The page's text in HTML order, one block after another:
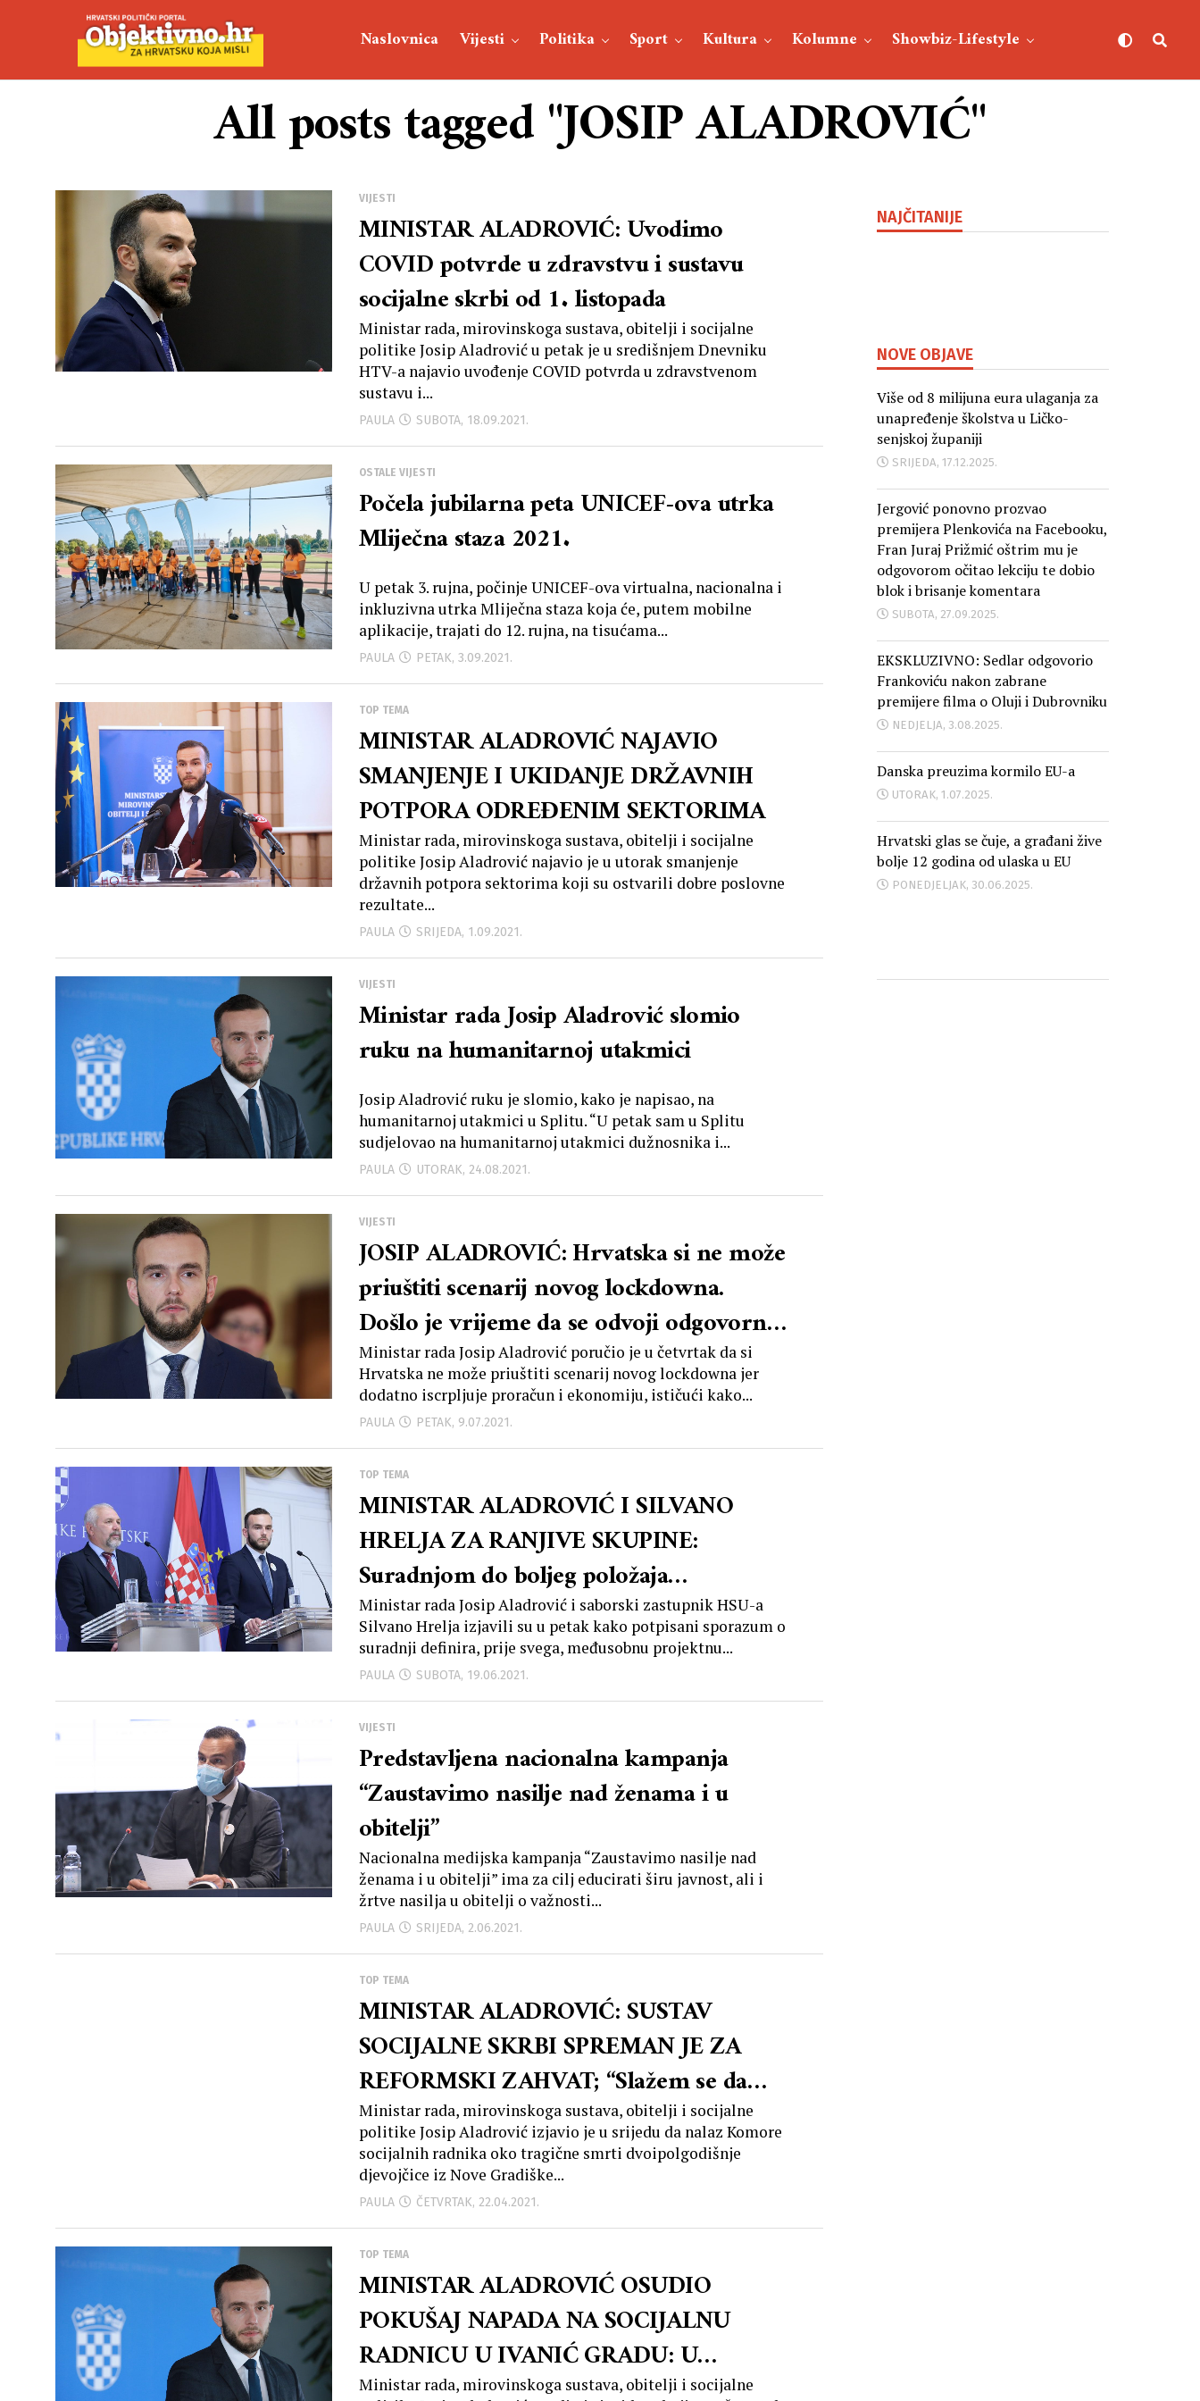
Naslovnica Vijesti Politika Sport Kultura Kolumne Showbiz-Lifestyle
All posts tagged "JOSIP ALADROVIĆ"
VIJESTI
MINISTAR ALADROVIĆ: Uvodimo
COVID potvrde u zdravstvu i sustavu
socijalne skrbi od 1. listopada
Ministar rada, mirovinskoga sustava, obitelji i socijalne
politike Josip Aladrović u petak je u središnjem Dnevniku
HTV-a najavio uvođenje COVID potvrda u zdravstvenom
sustavu i...
PAULA SUBOTA, 18.09.2021.
OSTALE VIJESTI
Počela jubilarna peta UNICEF-ova utrka
Mliječna staza 2021.
U petak 3. rujna, počinje UNICEF-ova virtualna, nacionalna i
inkluzivna utrka Mliječna staza koja će, putem mobilne
aplikacije, trajati do 12. rujna, na tisućama...
PAULA PETAK, 3.09.2021.
TOP TEMA
MINISTAR ALADROVIĆ NAJAVIO
SMANJENJE I UKIDANJE DRŽAVNIH
POTPORA ODREĐENIM SEKTORIMA
Ministar rada, mirovinskoga sustava, obitelji i socijalne
politike Josip Aladrović najavio je u utorak smanjenje
državnih potpora sektorima koji su ostvarili dobre poslovne
rezultate...
PAULA SRIJEDA, 1.09.2021.
VIJESTI
Ministar rada Josip Aladrović slomio
ruku na humanitarnoj utakmici
Josip Aladrović ruku je slomio, kako je napisao, na
humanitarnoj utakmici u Splitu. “U petak sam u Splitu
sudjelovao na humanitarnoj utakmici dužnosnika i...
PAULA UTORAK, 24.08.2021.
VIJESTI
JOSIP ALADROVIĆ: Hrvatska si ne može
priuštiti scenarij novog lockdowna.
Došlo je vrijeme da se odvoji odgovorne
od neodgovornih
Ministar rada Josip Aladrović poručio je u četvrtak da si
Hrvatska ne može priuštiti scenarij novog lockdowna jer
dodatno iscrpljuje proračun i ekonomiju, ističući kako...
PAULA PETAK, 9.07.2021.
TOP TEMA
MINISTAR ALADROVIĆ I SILVANO
HRELJA ZA RANJIVE SKUPINE:
Suradnjom do boljeg položaja
umirovljenika, starijih i osoba s
invaliditetom te manjeg rizika od
siromaštva
Ministar rada Josip Aladrović i saborski zastupnik HSU-a
Silvano Hrelja izjavili su u petak kako potpisani sporazum o
suradnji definira, prije svega, međusobnu projektnu...
PAULA SUBOTA, 19.06.2021.
VIJESTI
Predstavljena nacionalna kampanja
“Zaustavimo nasilje nad ženama i u
obitelji”
Nacionalna medijska kampanja “Zaustavimo nasilje nad
ženama i u obitelji” ima za cilj educirati širu javnost, ali i
žrtve nasilja u obitelji o važnosti...
PAULA SRIJEDA, 2.06.2021.
TOP TEMA
MINISTAR ALADROVIĆ: SUSTAV
SOCIJALNE SKRBI SPREMAN JE ZA
REFORMSKI ZAHVAT; “Slažem se da
nalaz Komore socijalnih radnika o smrti
djevojčice traje predugo”
Ministar rada, mirovinskoga sustava, obitelji i socijalne
politike Josip Aladrović izjavio je u srijedu da nalaz Komore
socijalnih radnika oko tragične smrti dvoipolgodišnje
djevojčice iz Nove Gradiške...
PAULA ČETVRTAK, 22.04.2021.
TOP TEMA
MINISTAR ALADROVIĆ OSUDIO
POKUŠAJ NAPADA NA SOCIJALNU
RADNICU U IVANIĆ GRADU: U
SUSTAVU POSTOJE VISOKE
Ministar rada, mirovinskoga sustava, obitelji i socijalne
NAJČITANIJE
NOVE OBJAVE
Više od 8 milijuna eura ulaganja za
unapređenje školstva u Ličko-
senjskoj županiji
SRIJEDA, 17.12.2025.
Jergović ponovno prozvao
premijera Plenkovića na Facebooku,
Fran Juraj Prižmić oštrim mu je
odgovorom očitao lekciju te dobio
blok i brisanje komentara
SUBOTA, 27.09.2025.
EKSKLUZIVNO: Sedlar odgovorio
Frankoviću nakon zabrane
premijere filma o Oluji i Dubrovniku
NEDJELJA, 3.08.2025.
Danska preuzima kormilo EU-a
UTORAK, 1.07.2025.
Hrvatski glas se čuje, a građani žive
bolje 12 godina od ulaska u EU
PONEDJELJAK, 30.06.2025.